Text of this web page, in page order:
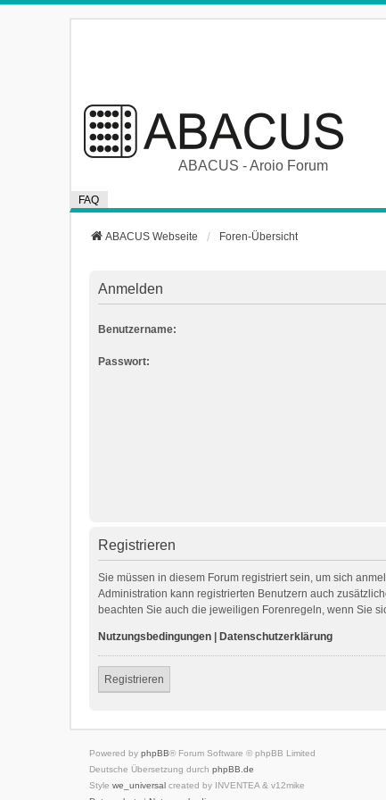
ABACUS - Aroio Forum
FAQ
ABACUS Webseite Foren-Übersicht
Anmelden
Benutzername:
Passwort:
Registrieren
Sie müssen in diesem Forum registriert sein, um sich
Administration kann registrierten Benutzern auch
beachten Sie auch die jeweiligen Forenregeln, wenn Sie
Nutzungsbedingungen Datenschutzerklärung
Registrieren
Powered byphpBB® Forum Software © phpBB Limited
Deutsche Übersetzung durchphpBB.de
Stylewe_universal created by INVENTEA & v12mike